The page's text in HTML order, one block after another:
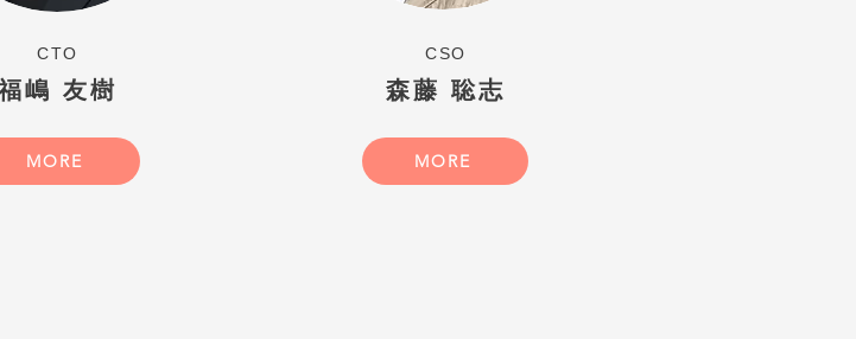
​CTO
嶋 友樹
MORE
​CSO
​森藤 聡志
MORE